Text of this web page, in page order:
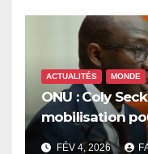
ACTUALITÉS MONDE
ONU : Coly
mobilisation
palestinien
FÉV 4, 2026